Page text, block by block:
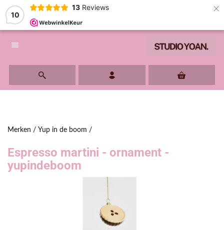
10
13 Reviews ×
menu
Merken / Yup in de boom /
Espresso martini - ornament -
yupindeboom